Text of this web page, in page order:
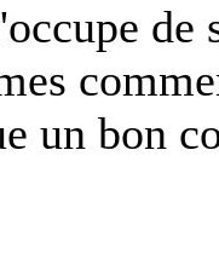
de
un bon